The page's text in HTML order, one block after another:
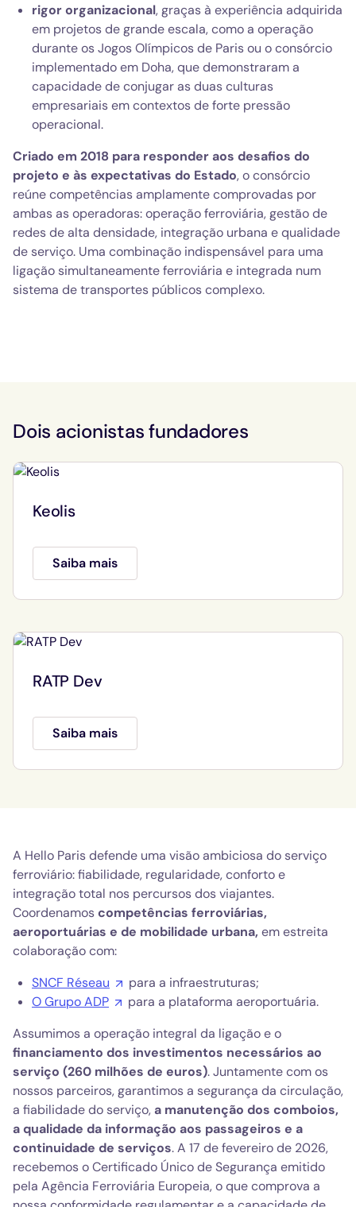
rigor organizacional, graças à experiência adquirida
em projetos de grande escala, como a operação
durante os Jogos Olímpicos de Paris ou o consórcio
implementado em Doha, que demonstraram a
capacidade de conjugar as duas culturas
empresariais em contextos de forte pressão
operacional.
Criado em 2018 para responder aos desafios do
projeto e às expectativas do Estado, o consórcio
reúne competências amplamente comprovadas por
ambas as operadoras: operação ferroviária, gestão de
redes de alta densidade, integração urbana e qualidade
de serviço. Uma combinação indispensável para uma
ligação simultaneamente ferroviária e integrada num
sistema de transportes públicos complexo.
Dois acionistas fundadores
Keolis
Saiba mais
RATP Dev
Saiba mais
A Hello Paris defende uma visão ambiciosa do serviço
ferroviário: fiabilidade, regularidade, conforto e
integração total nos percursos dos viajantes.
Coordenamoscompetências ferroviárias,
aeroportuárias e de mobilidade urbana, em estreita
colaboração com:
SNCF Réseau
para a infraestruturas;
O Grupo ADP
para a plataforma aeroportuária.
Assumimos a operação integral da ligação e o
financiamento dos investimentos necessários ao
serviço (260 milhões de euros). Juntamente com os
nossos parceiros, garantimos a segurança da circulação,
a fiabilidade do serviço,a manutenção dos comboios,
a qualidade da informação aos passageiros e a
continuidade de serviços. A 17 de fevereiro de 2026,
recebemos o Certificado Único de Segurança emitido
pela Agência Ferroviária Europeia, o que comprova a